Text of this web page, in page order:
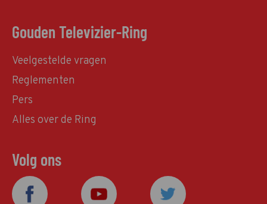
Gouden Televizier-Ring
Veelgestelde vragen
Reglementen
Pers
Alles over de Ring
Volg ons